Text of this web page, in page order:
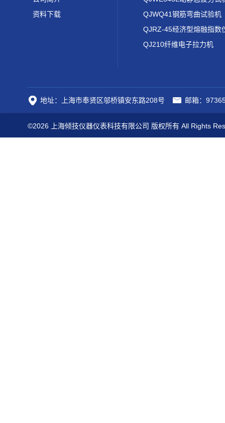
资料下载
QJWQ41钢筋弯曲试验机
QJRZ-45经济型熔融指数
QJ210纤维电子拉力机
地址：上海市奉贤区邬桥镇安东路208号 邮箱：
©2026 上海倾技仪器仪表科技有限公司 版权所有 All Rights